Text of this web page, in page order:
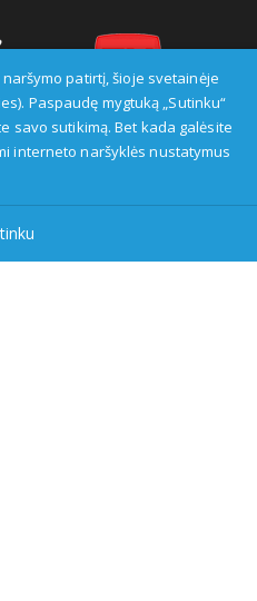
televizija, įmonės kodas:
LT-62147 Alytus, priežiūros
apie galimus pažeidimus gali
komisijai (www.rtk.lt)
patirtį, šioje svetainėje
Paspaudę mygtuką „Sutinku“
savo sutikimą. Bet kada galėsite
interneto naršyklės nustatymus